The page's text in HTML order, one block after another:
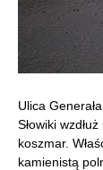
Ulica
Słowiki
koszmar.
kamienistą